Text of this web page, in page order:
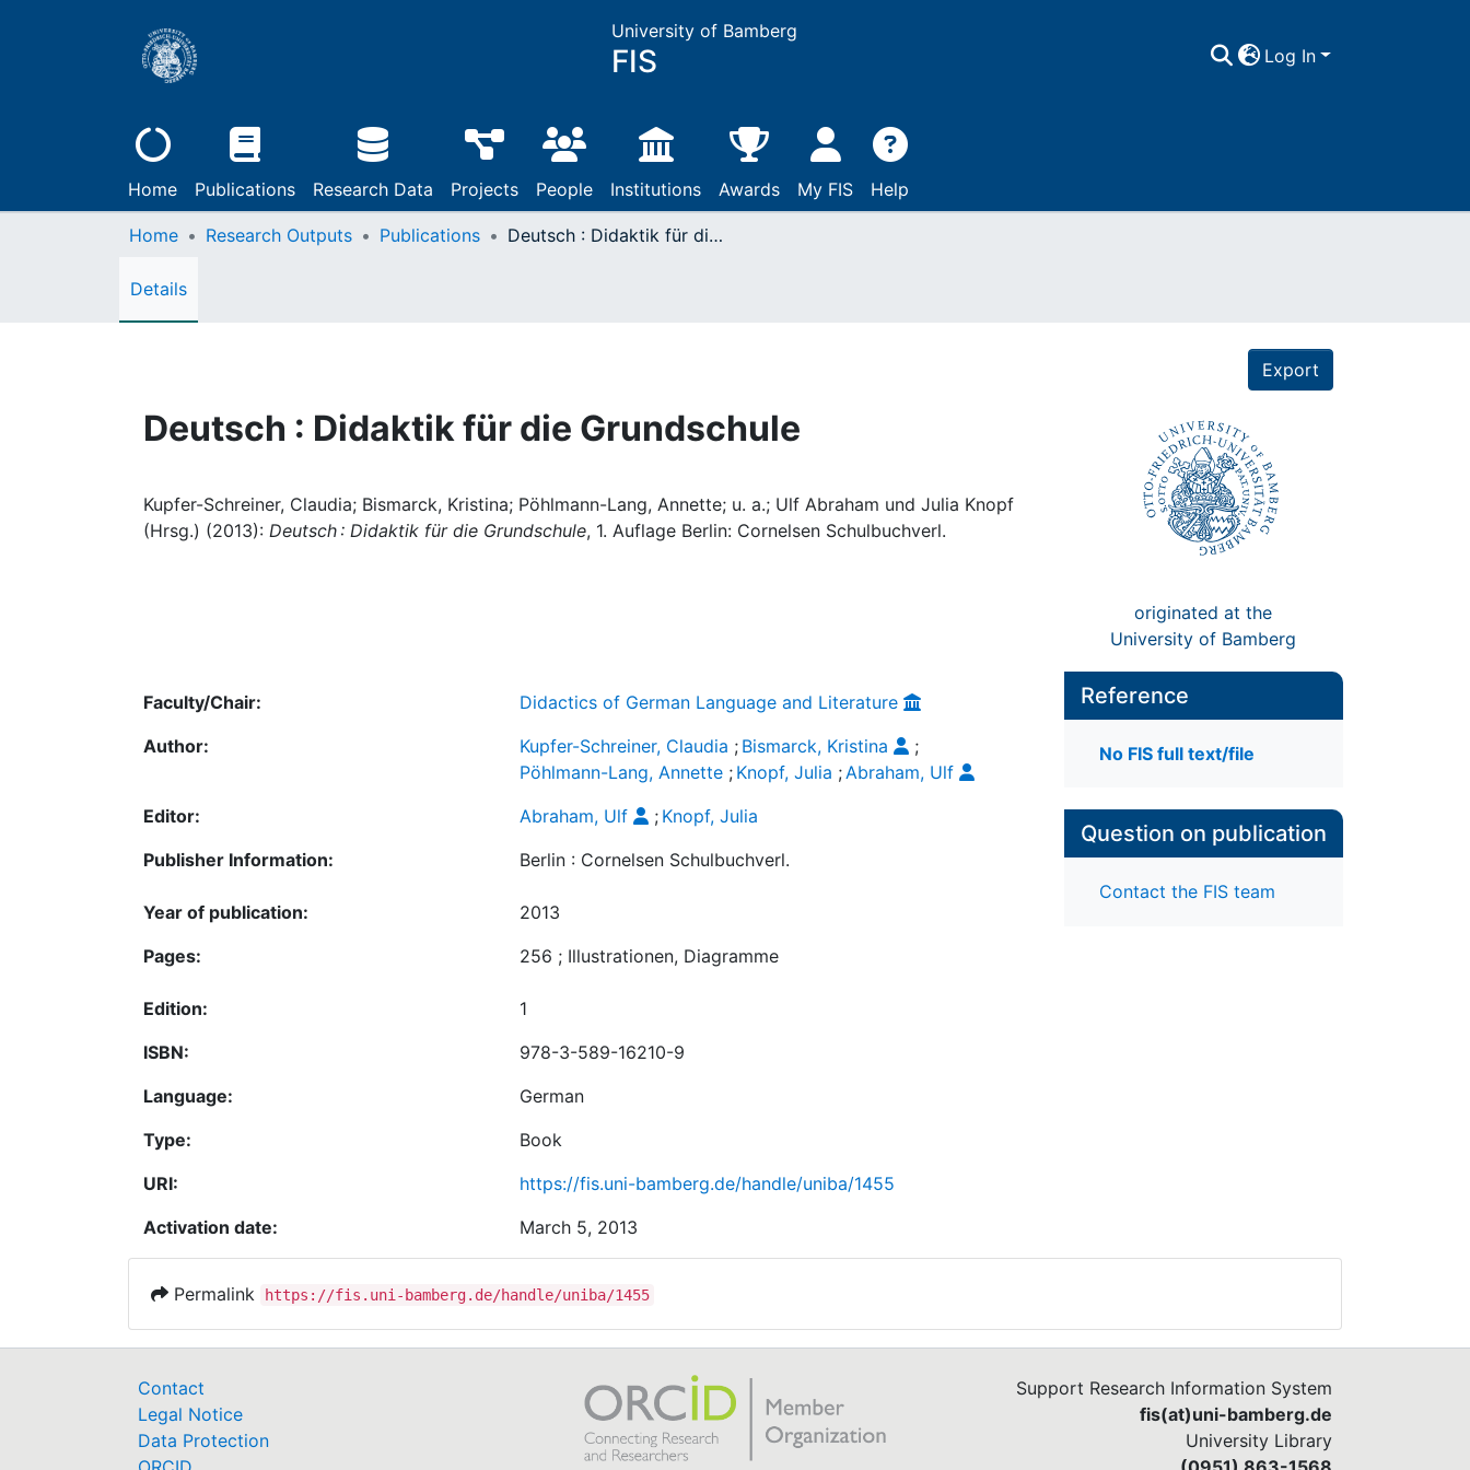
University of Bamberg
FIS Log In
Home Publications Research Data Projects People Institutions Awards My FIS Help
Home Research Outputs Publications Deutsch : Didaktik für die Grundschule
Details
Export
Deutsch : Didaktik für die Grundschule
Kupfer-Schreiner, Claudia; Bismarck, Kristina; Pöhlmann-Lang, Annette; u. a.; Ulf Abraham und Julia Knopf
(Hrsg.) (2013): Deutsch : Didaktik für die Grundschule, 1. Auflage Berlin: Cornelsen Schulbuchverl.
originated at the
University of Bamberg
Faculty/Chair:
Didactics of German Language and Literature
Author:
Kupfer-Schreiner, Claudia ; Bismarck, Kristina
;
Pöhlmann-Lang, Annette ; Knopf, Julia ; Abraham, Ulf
Editor:
Abraham, Ulf ; Knopf, Julia
Publisher Information:
Berlin : Cornelsen Schulbuchverl.
Year of publication:
2013
Pages:
256 ; Illustrationen, Diagramme
Edition:
1
ISBN:
978-3-589-16210-9
Language:
German
Type:
Book
URI:
https://fis.uni-bamberg.de/handle/uniba/1455
Activation date:
March 5, 2013
Reference
No FIS full text/file
Question on publication
Contact the FIS team
Permalink https://fis.uni-bamberg.de/handle/uniba/1455
Contact
Legal Notice
Data Protection
Support Research Information System
fis(at)uni-bamberg.de
University Library